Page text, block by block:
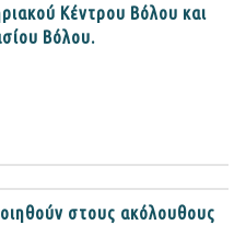
Κέντρου Βόλου και
Βόλου.
στους ακόλουθους